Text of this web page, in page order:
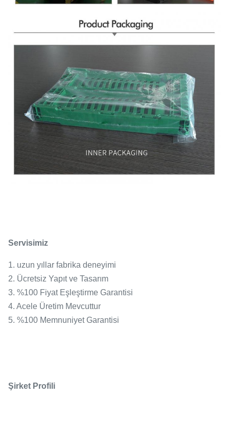
Servisimiz
1. uzun yıllar fabrika deneyimi
2. Ücretsiz Yapıt ve Tasarım
3. %100 Fiyat Eşleştirme Garantisi
4. Acele Üretim Mevcuttur
5. %100 Memnuniyet Garantisi
Şirket Profili